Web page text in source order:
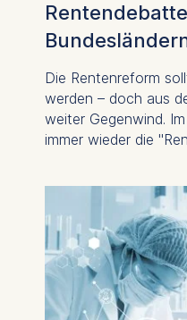
Die Rentenreform
werden – doch aus
weiter Gegenwind.
immer wieder die